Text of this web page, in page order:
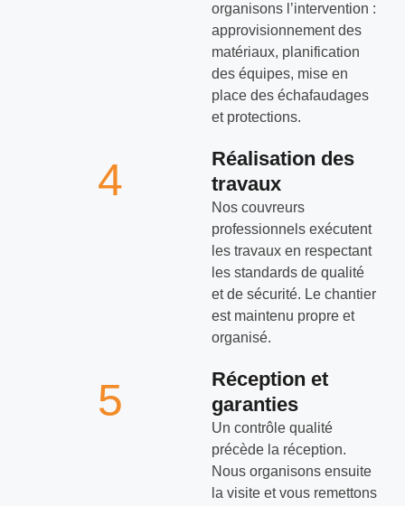
organisons l’intervention :
approvisionnement des
matériaux, planification
des équipes, mise en
place des échafaudages
et protections.
4
Réalisation des
travaux
Nos couvreurs
professionnels exécutent
les travaux en respectant
les standards de qualité
et de sécurité. Le chantier
est maintenu propre et
organisé.
5
Réception et
garanties
Un contrôle qualité
précède la réception.
Nous organisons ensuite
la visite et vous remettons